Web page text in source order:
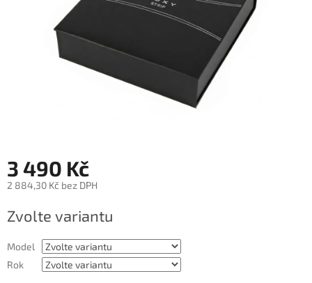
3 490 Kč
2 884,30 Kč bez DPH
cena:
Zvolte variantu
Model
Rok